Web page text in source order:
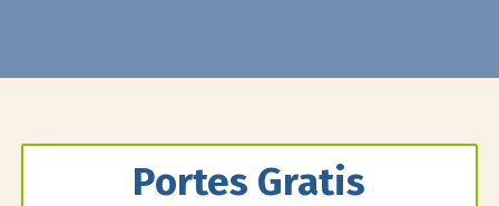
Portes Gratis